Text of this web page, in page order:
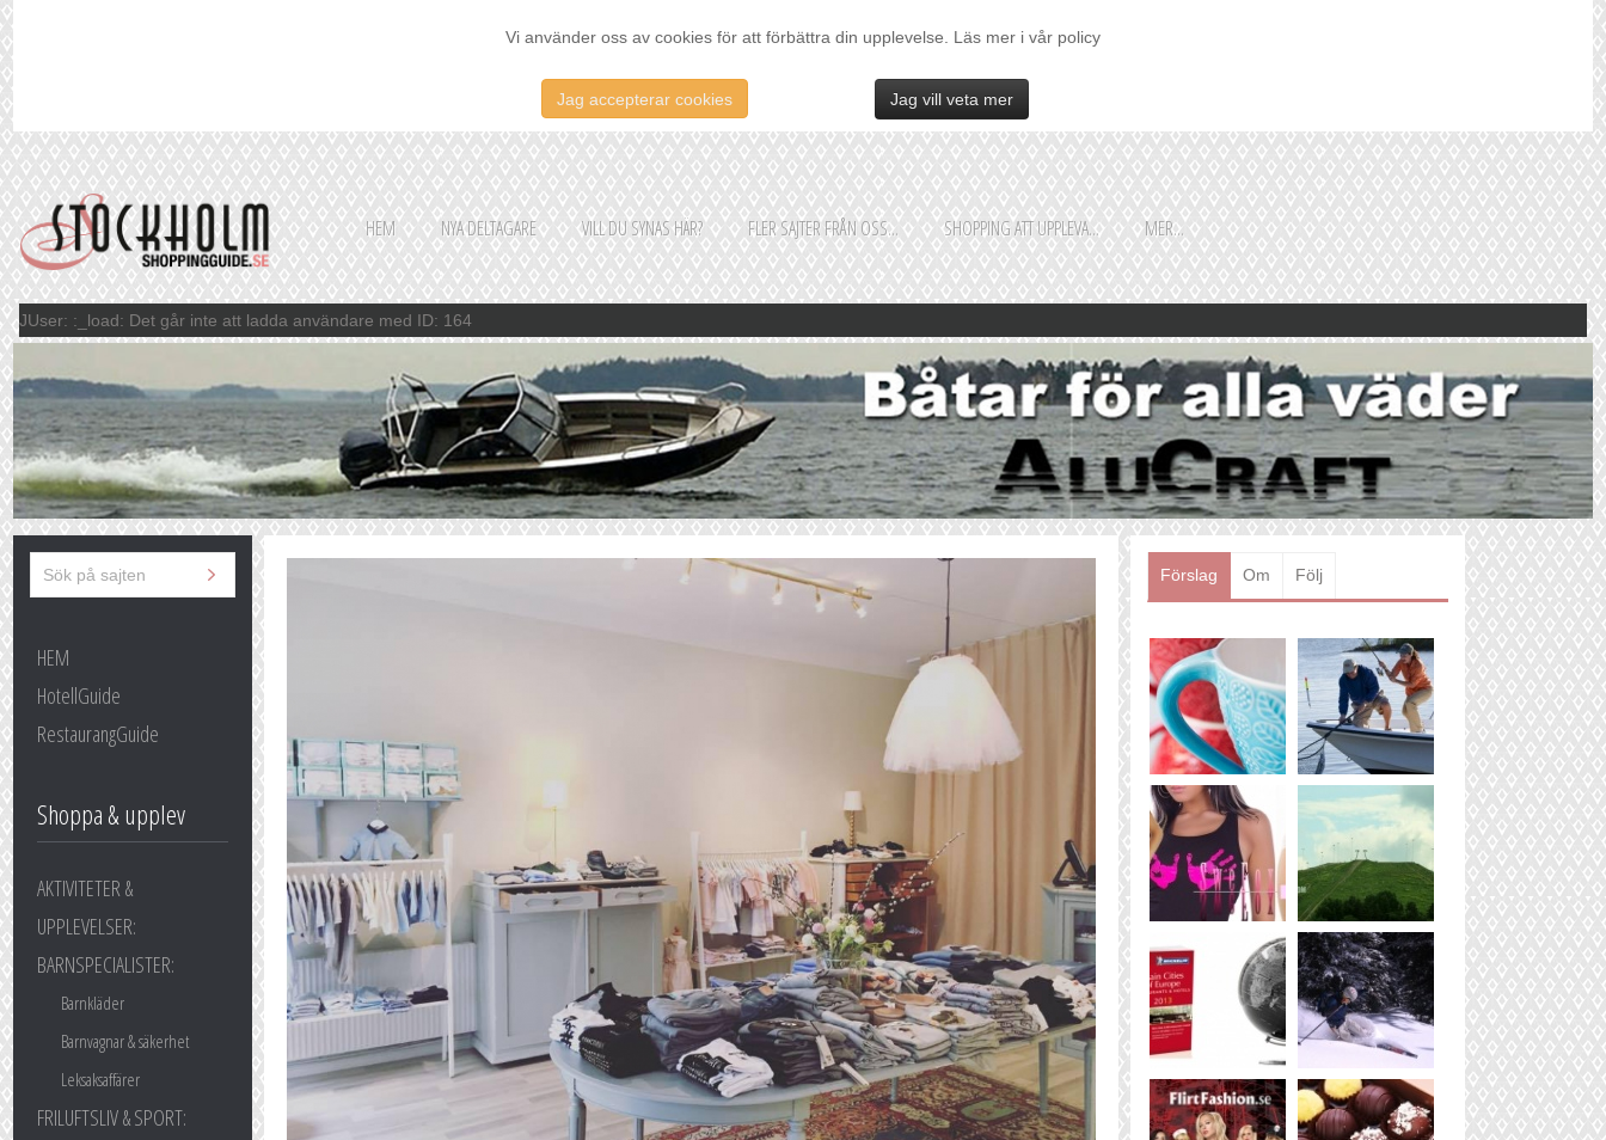
Vi använder oss av cookies för att förbättra din upplevelse. Läs mer i vår policy
Jag accepterar cookies Jag vill veta mer
HEM NYA DELTAGARE VILL DU SYNAS HÄR? FLER SAJTER FRÅN OSS... SHOPPING ATT UPPLEVA... MER...
JUser: :_load: Det går inte att ladda användare med ID: 164
HEM
HotellGuide
RestaurangGuide
Shoppa & upplev
AKTIVITETER &
UPPLEVELSER:
BARNSPECIALISTER:
Barnkläder
Barnvagnar & säkerhet
Leksaksaffärer
FRILUFTSLIV & SPORT:
Förslag Om Följ
Shoppingguiden är främst
framtagen för vår huvudstads
besökare